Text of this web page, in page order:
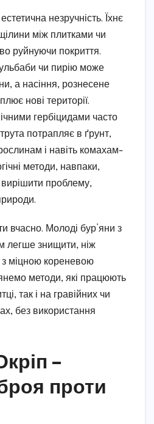
незручність. Їхнє
між плитками чи
руйнуючи покриття.
чи пирію може
а насіння, рознесене
нові території.
гербіцидами часто
потрапляє в ґрунт,
і навіть комахам-
методи, навпаки,
проблему,
вчасно. Молоді бур’яни з
легше знищити, ніж
з міцною кореневою
методи, які працюють
так і на гравійних чи
без використання
–
проти